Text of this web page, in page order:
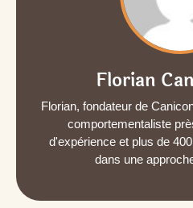
Florian
Florian, fondateur de
comportementaliste
d'expérience et plus de
dans une